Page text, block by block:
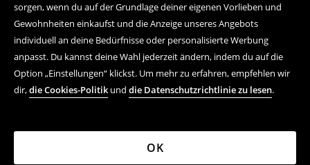
sorgen, wenn du auf der Grundlage deiner eigenen Vorlieben und
Gewohnheiten einkaufst und die Anzeige unseres Angebots
individuell an deine Bedürfnisse oder personalisierte Werbung
anpasst. Du kannst deine Wahl jederzeit ändern, indem du auf die
Option „Einstellungen“ klickst. Um mehr zu erfahren, empfehlen wir
dir,die Cookies-Politik und die Datenschutzrichtlinie zu lesen.
OK
Folge uns auf:
Hilfe und Kontakt
Einkaufsvorgang